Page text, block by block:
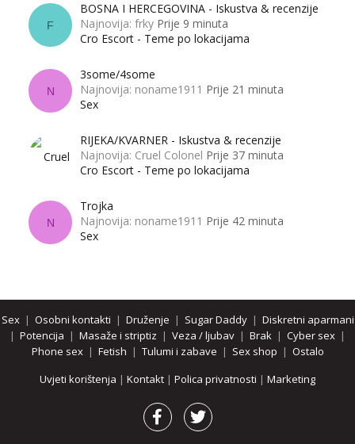
F
BOSNA I HERCEGOVINA - Iskustva & recenzije
Najnovija: frky Prije 9 minuta
Cro Escort - Teme po lokacijama
N
3some/4some
Najnovija: noname1911 Prije 21 minuta
Sex
RIJEKA/KVARNER - Iskustva & recenzije
Najnovija: Cruel Colonel Prije 37 minuta
Cro Escort - Teme po lokacijama
N
Trojka
Najnovija: noname1911 Prije 42 minuta
Sex
Sex| Osobni kontakti | Druženje | Sugar Daddy| Diskretni aparmani
| Potencija | Masaže i striptiz | Veza / ljubav | Brak | Cyber sex |
Phone sex| Fetish | Tulumi i zabave | Sex shop | Ostalo
Uvjeti korištenja | Kontakt | Polica privatnosti | Marketing